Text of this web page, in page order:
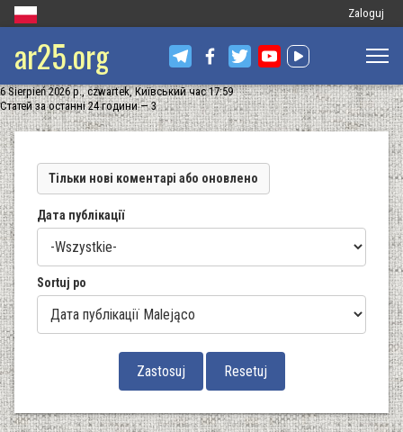
Меню
запису
Zaloguj
ar25.org
6 Sierpień 2026 р., czwartek, Київський час 17:59
Статей за останні 24 години — 3
Тільки нові коментарі або оновлено
Дата публікації
Sortuj po